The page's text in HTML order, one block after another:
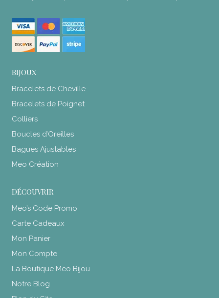
BIJOUX
Bracelets de Cheville
Bracelets de Poignet
Colliers
Boucles d’Oreilles
Bagues Ajustables
Meo Création
DÉCOUVRIR
Meo’s Code Promo
Carte Cadeaux
Mon Panier
Mon Compte
La Boutique Meo Bijou
Notre Blog